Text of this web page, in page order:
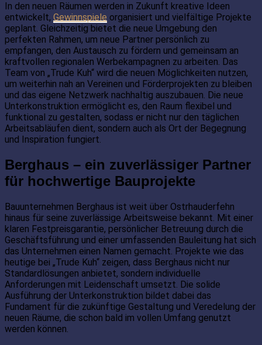
In den neuen Räumen werden in Zukunft kreative Ideen
entwickelt, Gewinnspiele organisiert und vielfältige Projekte
geplant. Gleichzeitig bietet die neue Umgebung den
perfekten Rahmen, um neue Partner persönlich zu
empfangen, den Austausch zu fördern und gemeinsam an
kraftvollen regionalen Werbekampagnen zu arbeiten. Das
Team von „Trude Kuh“ wird die neuen Möglichkeiten nutzen,
um weiterhin nah an Vereinen und Förderprojekten zu bleiben
und das eigene Netzwerk nachhaltig auszubauen. Die neue
Unterkonstruktion ermöglicht es, den Raum flexibel und
funktional zu gestalten, sodass er nicht nur den täglichen
Arbeitsabläufen dient, sondern auch als Ort der Begegnung
und Inspiration fungiert.
Berghaus – ein zuverlässiger Partner
für hochwertige Bauprojekte
Bauunternehmen Berghaus ist weit über Ostrhauderfehn
hinaus für seine zuverlässige Arbeitsweise bekannt. Mit einer
klaren Festpreisgarantie, persönlicher Betreuung durch die
Geschäftsführung und einer umfassenden Bauleitung hat sich
das Unternehmen einen Namen gemacht. Projekte wie das
heutige bei „Trude Kuh“ zeigen, dass Berghaus nicht nur
Standardlösungen anbietet, sondern individuelle
Anforderungen mit Leidenschaft umsetzt. Die solide
Ausführung der Unterkonstruktion bildet dabei das
Fundament für die zukünftige Gestaltung und Veredelung der
neuen Räume, die schon bald im vollen Umfang genutzt
werden können.